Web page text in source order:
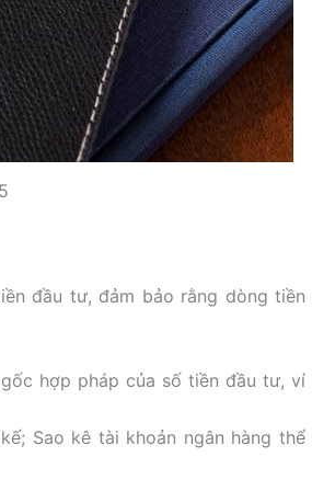
đầu tư, đảm bảo rằng dòng tiền
hợp pháp của số tiền đầu tư, ví
Sao kê tài khoản ngân hàng thể